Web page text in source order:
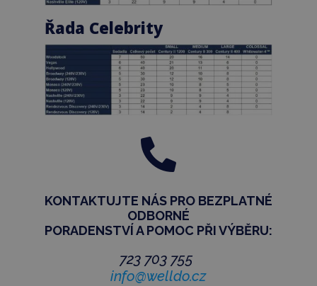
Řada Celebrity

KONTAKTUJTE NÁS PRO BEZPLATNÉ
ODBORNÉ
PORADENSTVÍA POMOC PŘI VÝBĚRU:
723 703 755
info@welldo.cz